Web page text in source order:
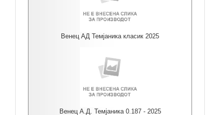
Венец АД Темјаника класик 2025
Венец А.Д. Темјаника 0.187 - 2025